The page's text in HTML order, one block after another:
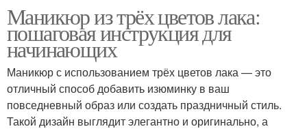
Маникюр из трёх цветов лака:
пошаговая инструкция для
начинающих
Маникюр с использованием трёх цветов лака — это
отличный способ добавить изюминку в ваш
повседневный образ или создать праздничный стиль.
Такой дизайн выглядит элегантно и оригинально, а